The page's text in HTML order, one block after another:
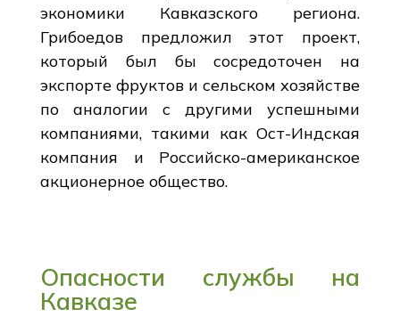
экономики Кавказского региона.
Грибоедов предложил этот проект,
который был бы сосредоточен на
экспорте фруктов и сельском хозяйстве
по аналогии с другими успешными
компаниями, такими как Ост-Индская
компания и Российско-американское
акционерное общество.
Опасности службы на
Кавказе